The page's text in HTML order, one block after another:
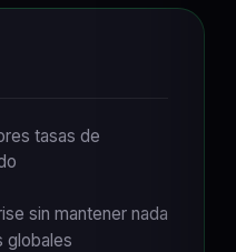
tasas de
sin mantener nada
globales